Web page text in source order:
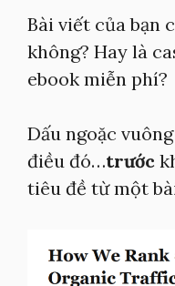
Bài viết của bạn
không? Hay là
ebook miễn phí?
Dấu ngoặc
điều đó…trước
tiêu đề từ một